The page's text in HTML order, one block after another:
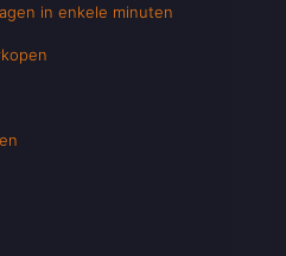
in enkele minuten